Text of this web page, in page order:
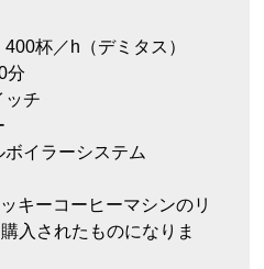
杯／h（デミタス）
分
ッチ
イラーシステム
キーコーヒーマシンのリ
入されたものになりま